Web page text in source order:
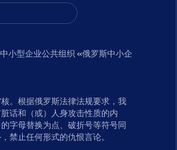
小型企业公共组织 «俄罗斯中小企
。根据俄罗斯法律法规要求，我
话和（或）人身攻击性质的内
字母替换为点、破折号等符号同
禁止任何形式的仇恨言论。